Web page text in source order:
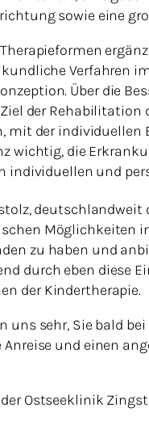
sowie eine
Verfahren
Über die
der Rehabilitation
mit der individuellen
wichtig, die
individuellen und
deutschlandweit
Möglichkeiten
zu haben und
durch eben diese
der Kindertherapie.
uns sehr, Sie bald
Anreise und einen
Ostseeklinik Zingst